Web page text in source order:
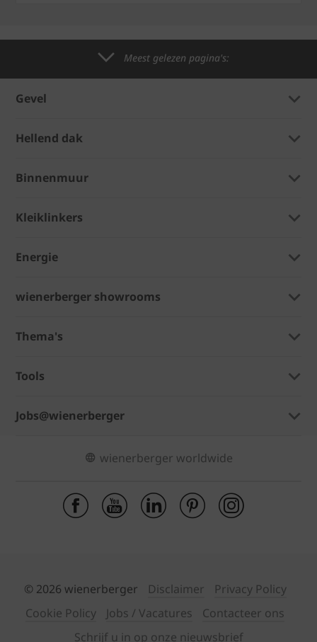
Meest gelezen pagina's:
Gevel
Hellend dak
Binnenmuur
Kleiklinkers
Energie
wienerberger showrooms
Thema's
Tools
Jobs@wienerberger
wienerberger worldwide
© 2026 wienerberger Disclaimer
Privacy Policy
Cookie Policy
Jobs / Vacatures
Contacteer ons
Schrijf u in op onze nieuwsbrief